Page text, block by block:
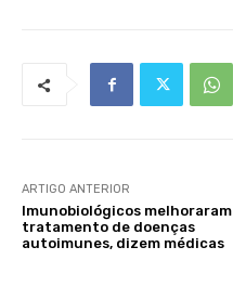
ARTIGO ANTERIOR
Imunobiológicos melhoraram
tratamento de doenças
autoimunes, dizem médicas